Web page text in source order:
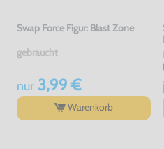
Swap Force Figur: Blast Zone
gebraucht
nur3,99 €
Warenkorb